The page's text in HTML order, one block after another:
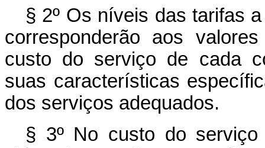
§ 2º Os níveis das tarifas
corresponderão aos
custo do serviço de cada
suas características
dos serviços adequados.
§ 3º No custo do serviço